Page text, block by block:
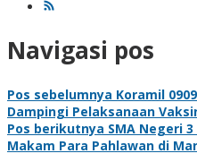
Navigasi pos
Pos sebelumnya Koramil
Dampingi Pelaksanaan
Pos berikutnya SMA Negeri
Makam Para Pahlawan di